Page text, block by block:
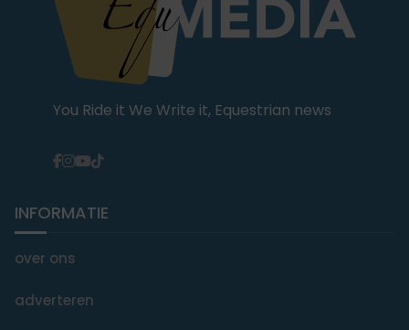
You Ride it We Write it, Equestrian news
INFORMATIE
over ons
adverteren